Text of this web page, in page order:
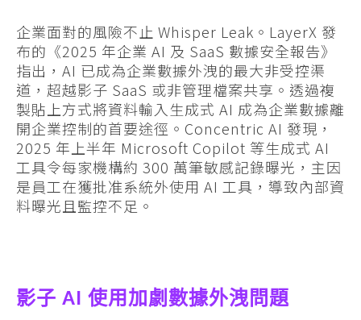
企業面對的風險不止 Whisper Leak。LayerX 發
布的《2025 年企業 AI 及 SaaS 數據安全報告》
指出，AI 已成為企業數據外洩的最大非受控渠
道，超越影子 SaaS 或非管理檔案共享。透過複
製貼上方式將資料輸入生成式 AI 成為企業數據離
開企業控制的首要途徑。Concentric AI 發現，
2025 年上半年 Microsoft Copilot 等生成式 AI
工具令每家機構約 300 萬筆敏感記錄曝光，主因
是員工在獲批准系統外使用 AI 工具，導致內部資
料曝光且監控不足。
影子 AI 使用加劇數據外洩問題